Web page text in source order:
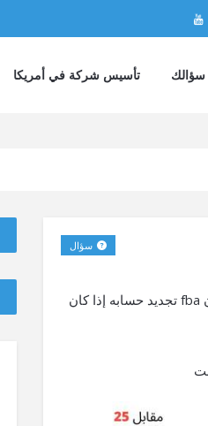
تأسيس شركة في أمريكا
سؤال
كل كم سنة يجب تجديد الشركة الأمريكية التي سأفتحها عبر عارف أون لاين إن شاء الله وهل يطلب أمارون fba تجديد حسابه إذا كان